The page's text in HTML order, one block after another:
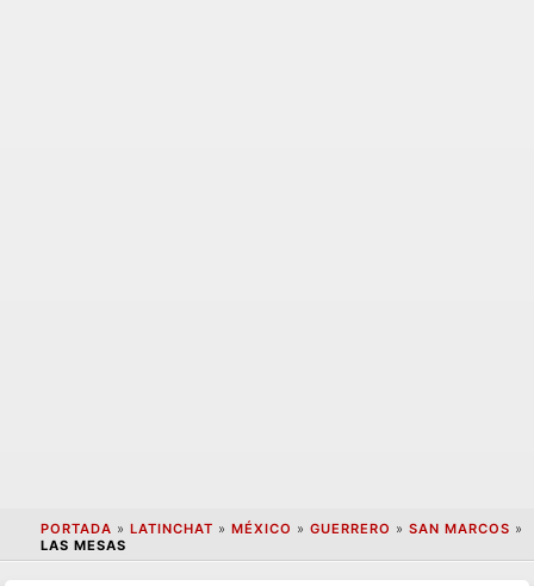
PORTADA » LATINCHAT » MÉXICO » GUERRERO » SAN MARCOS »
LAS MESAS